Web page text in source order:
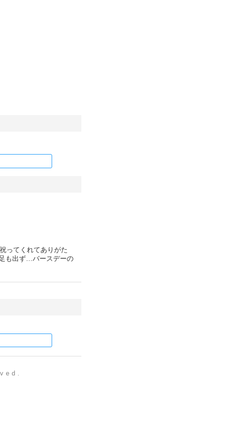
ってくれてありがた
も出ず…バースデーの